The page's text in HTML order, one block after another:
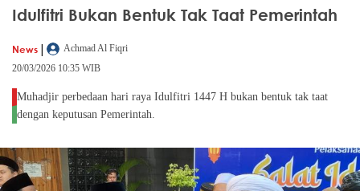
Idulfitri Bukan Bentuk Tak Taat Pemerintah
News |
Achmad Al Fiqri
20/03/2026 10:35 WIB
Muhadjir perbedaan hari raya Idulfitri 1447 H bukan bentuk tak taat
dengan keputusan Pemerintah.